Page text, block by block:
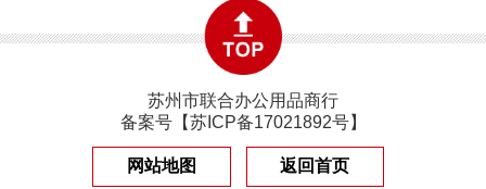
苏州市联合办公用品商行
备案号【苏ICP备17021892号】
网站地图 返回首页